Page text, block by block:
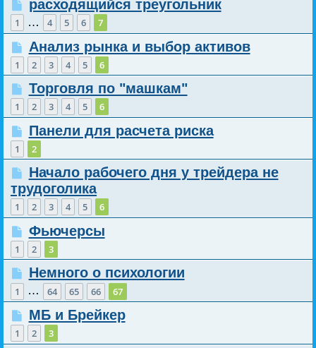
расходящийся треугольник
1 … 4 5 6 7
Анализ рынка и выбор активов
1 2 3 4 5 6
Торговля по "машкам"
1 2 3 4 5 6
Панели для расчета риска
1 2
Начало рабочего дня у трейдера не
трудоголика
1 2 3 4 5 6
Фьючерсы
1 2 3
Немного о психологии
1 … 64 65 66 67
МБ и Брейкер
1 2 3